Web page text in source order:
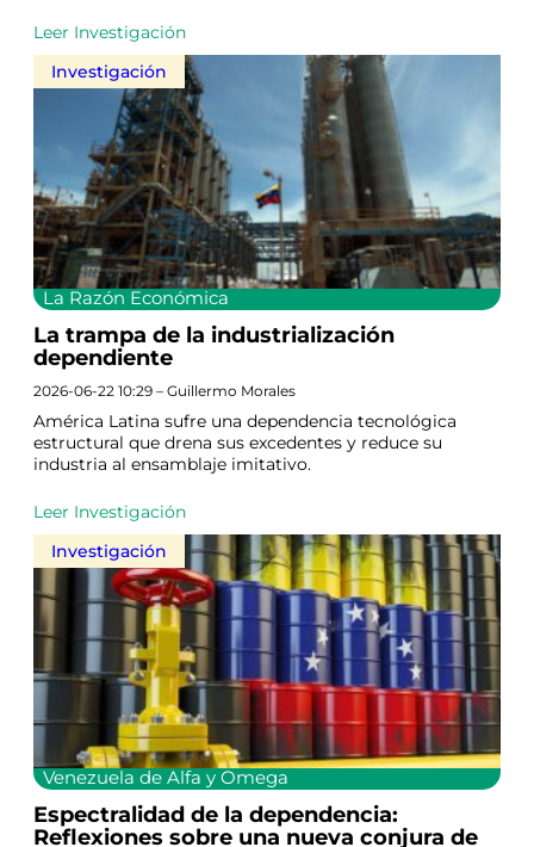
Leer Investigación
Investigación
La Razón Económica
La trampa de la industrialización
dependiente
2026-06-22 10:29 – Guillermo Morales
América Latina sufre una dependencia tecnológica
estructural que drena sus excedentes y reduce su
industria al ensamblaje imitativo.
Leer Investigación
Investigación
Venezuela de Alfa y Omega
Espectralidad de la dependencia:
Reflexiones sobre una nueva conjura de